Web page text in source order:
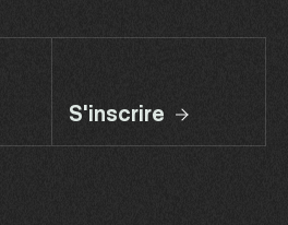
S'inscrire